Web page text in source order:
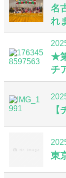
名
れ
★
チ
東